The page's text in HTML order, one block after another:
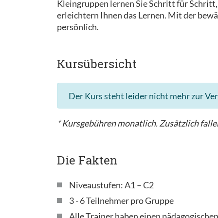
Kleingruppen lernen Sie Schritt für
erleichtern Ihnen das Lernen. Mit der
persönlich.
Kursübersicht
Der Kurs steht leider nicht mehr zur
* Kursgebühren monatlich. Zusätzlich
Die Fakten
Niveaustufen: A1 – C2
3 - 6 Teilnehmer pro Gruppe